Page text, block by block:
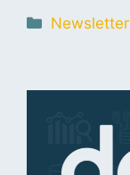
Newsletter